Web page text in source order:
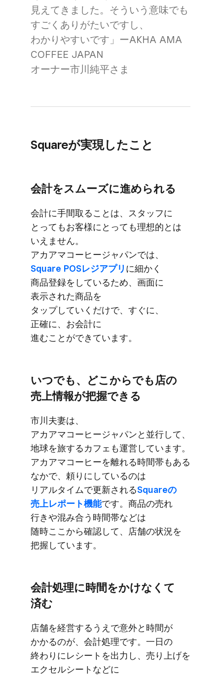
見えてきました。​そういう​意味でも​
すごく​ありが​たいですし、​
わかりやすいです」ーAKHA AMA
COFFEE JAPAN
オーナー市川純平さま
Squareが​実現した​こと
会計を​スムーズに​進められる
会計に​手間取る​ことは、​スタッフに​
とっても​お客様に​とっても​理想的とは​
いえません。​
アカアマコーヒージャパンでは、
Square POSレジアプリ に​細かく​
商品登録を​している​ため、​画面に​
表示された​商品を​
タップしていくだけで、​すぐに、​
正確に、​お会計に​
進むことができています。
いつでも、​どこから​でも​店の​
売上情報が​把握できる
市川夫妻は、​
アカアマコーヒージャパンと​並行して、​
地球を​旅する​カフェも​運営しています。​
アカアマコーヒーを​離れる​時間帯も​ある​
なかで、​頼りに​しているのは​
リアルタイムで​更新される​Squareの​
売上レポート機能です。​商品の​売れ​
行きや​混み合う​時間帯などは​
随時ここから​確認して、​店舗の​状況を​
把握しています。
会計処理に​時間を​かけなくて​
済む
店舗を​経営するうえで​意外と​時間が​
かかるのが、​会計処理です。​一日の​
終わりに​レシートを​出力し、​売り上げを​
エクセルシートなどに​